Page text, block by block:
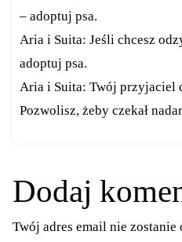
– adoptuj psa.
Aria i Suita: Jeśli chcesz
adoptuj psa.
Aria i Suita: Twój przyjaciel
Pozwolisz, żeby czekał
Dodaj
Twój adres email nie